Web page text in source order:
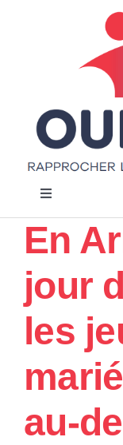
Navigation
à
bascule
Accueil
Notre projet
Actualités
Par Région
En
jour
les
au-